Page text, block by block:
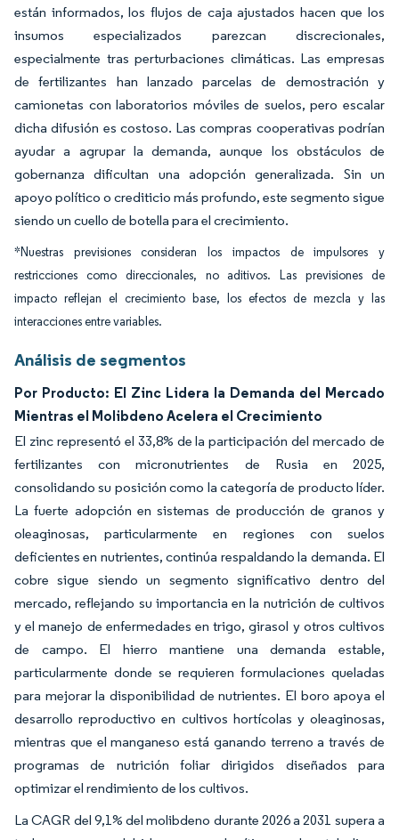
están informados, los flujos de caja ajustados hacen que los
insumos especializados parezcan discrecionales,
especialmente tras perturbaciones climáticas. Las empresas
de fertilizantes han lanzado parcelas de demostración y
camionetas con laboratorios móviles de suelos, pero escalar
dicha difusión es costoso. Las compras cooperativas podrían
ayudar a agrupar la demanda, aunque los obstáculos de
gobernanza dificultan una adopción generalizada. Sin un
apoyo político o crediticio más profundo, este segmento sigue
siendo un cuello de botella para el crecimiento.
*Nuestras previsiones consideran los impactos de impulsores y
restricciones como direccionales, no aditivos. Las previsiones de
impacto reflejan el crecimiento base, los efectos de mezcla y las
interacciones entre variables.
Análisis de segmentos
Por Producto: El Zinc Lidera la Demanda del Mercado
Mientras el Molibdeno Acelera el Crecimiento
El zinc representó el 33,8% de la participación del mercado de
fertilizantes con micronutrientes de Rusia en 2025,
consolidando su posición como la categoría de producto líder.
La fuerte adopción en sistemas de producción de granos y
oleaginosas, particularmente en regiones con suelos
deficientes en nutrientes, continúa respaldando la demanda. El
cobre sigue siendo un segmento significativo dentro del
mercado, reflejando su importancia en la nutrición de cultivos
y el manejo de enfermedades en trigo, girasol y otros cultivos
de campo. El hierro mantiene una demanda estable,
particularmente donde se requieren formulaciones queladas
para mejorar la disponibilidad de nutrientes. El boro apoya el
desarrollo reproductivo en cultivos hortícolas y oleaginosas,
mientras que el manganeso está ganando terreno a través de
programas de nutrición foliar dirigidos diseñados para
optimizar el rendimiento de los cultivos.
La CAGR del 9,1% del molibdeno durante 2026 a 2031 supera a